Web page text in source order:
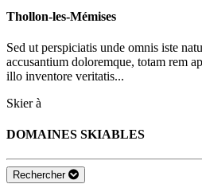
Thollon-les-Mémises
Sed ut perspiciatis unde omnis iste
accusantium doloremque, totam rem
illo inventore veritatis...
Skier à
DOMAINES SKIABLES
Rechercher